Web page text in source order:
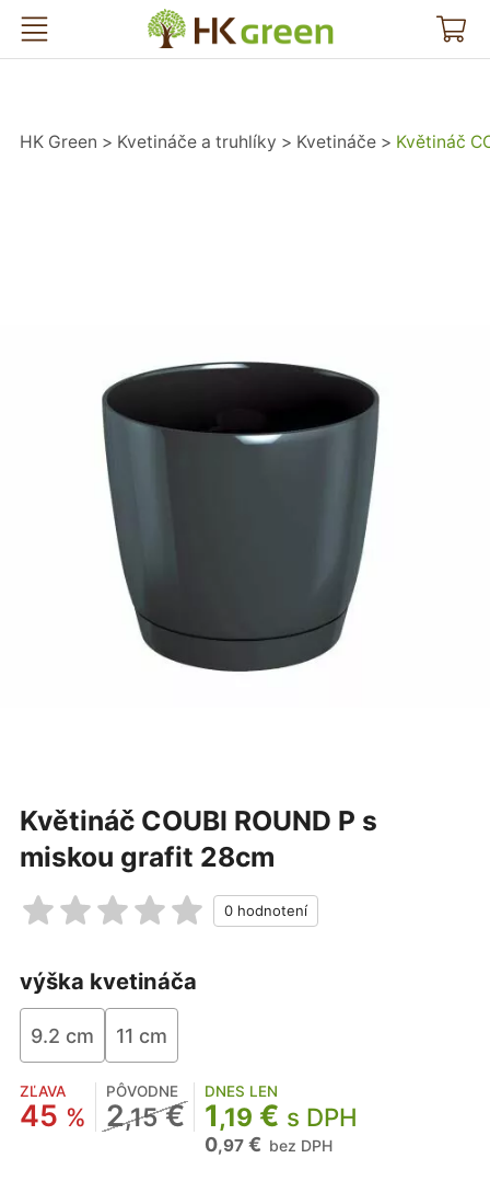
HK Green
HK Green Kvetináče a truhlíky Kvetináče Květináč
Květináč COUBI ROUND P s
miskou grafit 28cm
výška kvetináča
9.2 cm 11 cm
ZĽAVA
45 %
PÔVODNE
2,15€
DNES LEN
1,19 € s DPH
0,97€ bez DPH